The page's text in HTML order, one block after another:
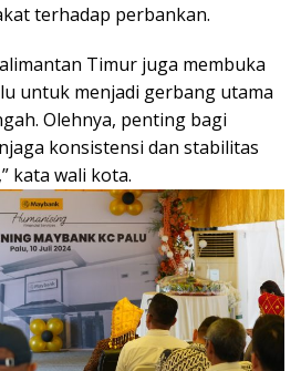
terhadap perbankan.
Timur juga membuka
untuk menjadi gerbang utama
Olehnya, penting bagi
konsistensi dan stabilitas
kata wali kota.